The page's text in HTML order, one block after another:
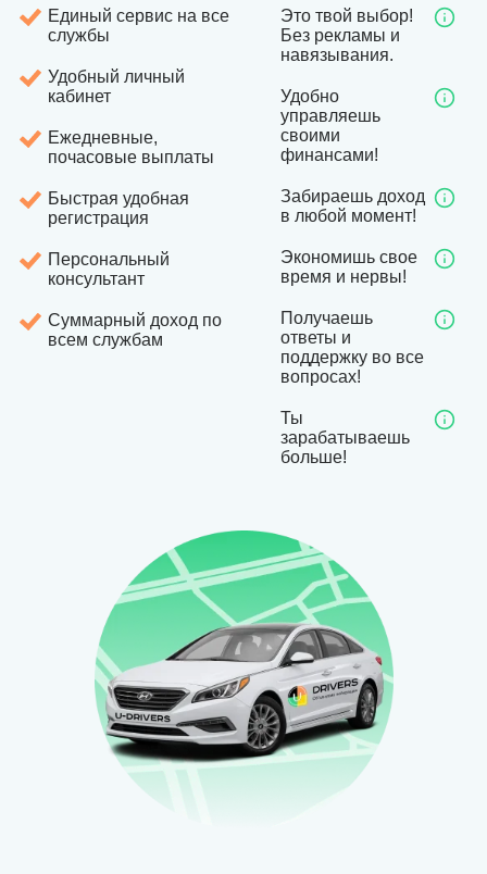
Единый сервис на все
службы
Удобный личный
кабинет
Ежедневные,
почасовые выплаты
Быстрая удобная
регистрация
Персональный
консультант
Суммарный доход по
всем службам
Это твой выбор!
Без рекламы и
навязывания.
Удобно
управляешь
своими
финансами!
Забираешь доход
в любой момент!
Экономишь свое
время и нервы!
Получаешь
ответы и
поддержку во все
вопросах!
Ты
зарабатываешь
больше!